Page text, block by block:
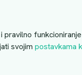
svojim postavkama